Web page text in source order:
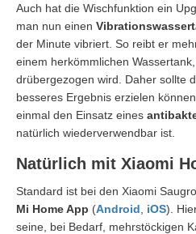
Auch hat die Wischfunktion ein
man nun einen
der Minute vibriert. So reibt er
einem herkömmlichen
drübergezogen wird. Daher sollte
besseres Ergebnis erzielen
einmal den Einsatz eines
natürlich wiederverwendbar ist.
Natürlich mit Xiaomi
Standard ist bei den Xiaomi
Mi Home App (Android iOS).
seine, bei Bedarf, mehrstöckigen